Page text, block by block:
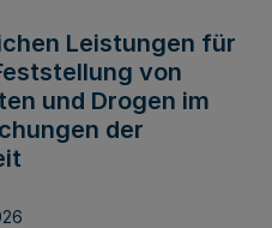
Leistungen für
von
und Drogen im
der